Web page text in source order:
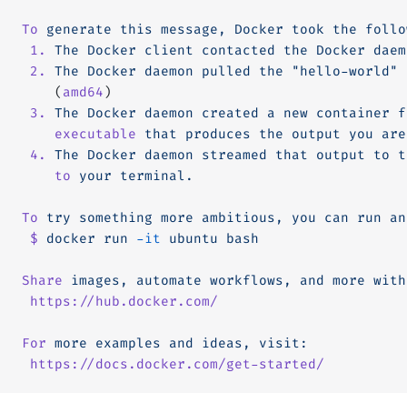
To generate this message, Docker took the
1.
The Docker client contacted the Docker
2.
The Docker daemon pulled the "hello-world"
    (
amd64 )
3.
The Docker daemon created a new container
    executable
that produces the output you are
4.
The Docker daemon streamed that output to
    to
your terminal.
To try something more ambitious, you can run an
$ docker run -it ubuntu bash
Share images, automate workflows, and more with
https://hub.docker.com/
For more examples and ideas,
visit:
https://docs.docker.com/get-started/